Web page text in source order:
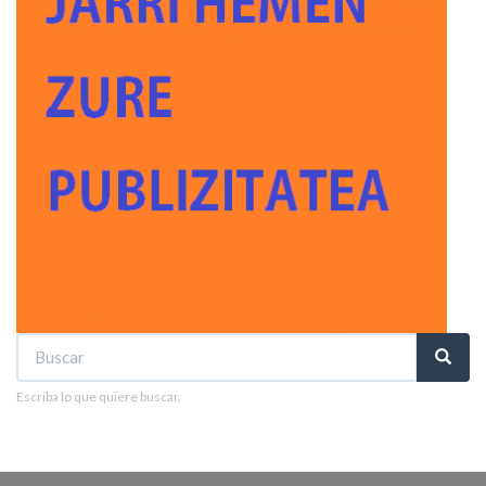
Buscar
Buscar
Buscar
Escriba lo que quiere buscar.